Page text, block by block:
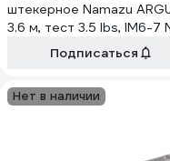
штекерное Namazu
3.6 м, тест 3.5 lbs, IM6-7
Подписаться
Нет в наличии